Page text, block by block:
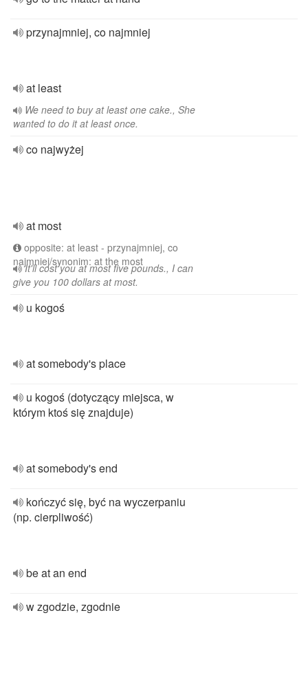
przynajmniej, co najmniej
at least
We need to buy at least one cake., She
wanted to do it at least once.
co najwyżej
at most
opposite: at least - przynajmniej, co
najmniej/synonim: at the most
It'll cost you at most five pounds., I can
give you 100 dollars at most.
u kogoś
at somebody's place
u kogoś (dotyczący miejsca, w
którym ktoś się znajduje)
at somebody's end
kończyć się, być na wyczerpaniu
(np. cierpliwość)
be at an end
w zgodzie, zgodnie